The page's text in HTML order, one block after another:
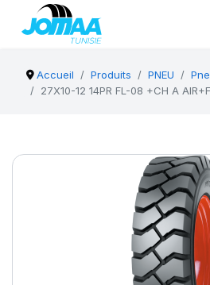
Accueil Produits PNEU
27X10-12 14PR FL-08 +CH A